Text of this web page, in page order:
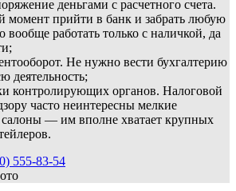
деньгами с расчетного счета.
прийти в банк и забрать любую
работать только с наличкой, да
Не нужно вести бухгалтерию
деятельность;
контролирующих органов. Налоговой
часто неинтересны мелкие
— им вполне хватает крупных
555-83-54